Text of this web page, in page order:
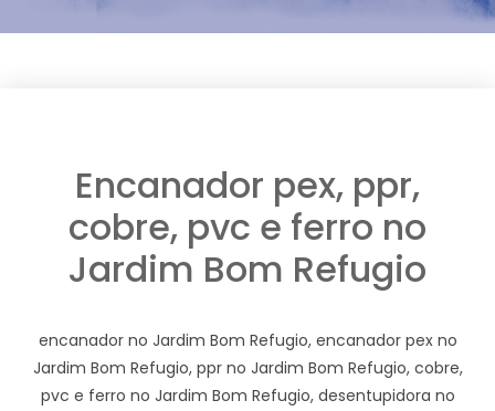
Encanador pex, ppr,
cobre, pvc e ferro no
Jardim Bom Refugio
encanador no Jardim Bom Refugio, encanador pex no
Jardim Bom Refugio, ppr no Jardim Bom Refugio, cobre,
pvc e ferro no Jardim Bom Refugio, desentupidora no